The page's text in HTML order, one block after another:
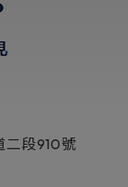
二段910號